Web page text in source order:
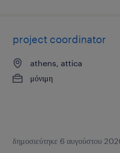
project coordinator
athens, attica
μόνιμη
δημοσιεύτηκε 6 αυγούστου